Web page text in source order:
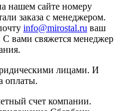
нашем сайте номеру
заказа с менеджером.
info@mirostal.ru ваш
С вами свяжется менеджер
лицами. И
оплаты.
счет компании.